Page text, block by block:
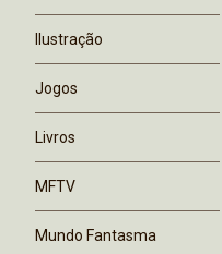
Ilustração
Jogos
Livros
MFTV
Mundo Fantasma